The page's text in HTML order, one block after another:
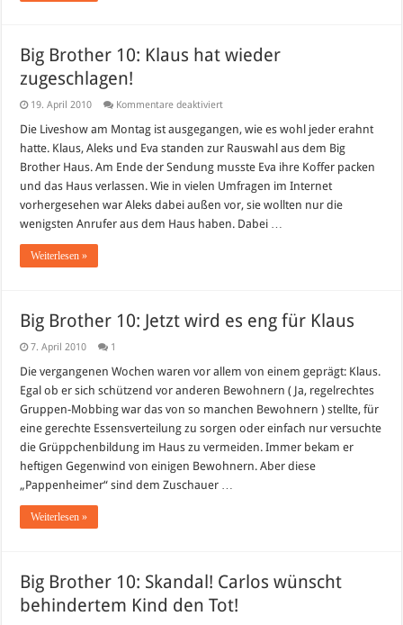
Big Brother 10: Klaus hat wieder
zugeschlagen!
19. April 2010 Kommentare deaktiviertfür
Brother
10:
Klaus
hat
wieder
zugeschlagen!
Die Liveshow am Montag ist ausgegangen, wie es wohl jeder erahnt
hatte. Klaus, Aleks und Eva standen zur Rauswahl aus dem Big
Brother Haus. Am Ende der Sendung musste Eva ihre Koffer packen
und das Haus verlassen. Wie in vielen Umfragen im Internet
vorhergesehen war Aleks dabei außen vor, sie wollten nur die
wenigsten Anrufer aus dem Haus haben. Dabei …
Weiterlesen »
Big Brother 10: Jetzt wird es eng für Klaus
7. April 2010 1
Die vergangenen Wochen waren vor allem von einem geprägt: Klaus.
Egal ob er sich schützend vor anderen Bewohnern ( Ja, regelrechtes
Gruppen-Mobbing war das von so manchen Bewohnern ) stellte, für
eine gerechte Essensverteilung zu sorgen oder einfach nur versuchte
die Grüppchenbildung im Haus zu vermeiden. Immer bekam er
heftigen Gegenwind von einigen Bewohnern. Aber diese
„Pappenheimer“ sind dem Zuschauer …
Weiterlesen »
Big Brother 10: Skandal! Carlos wünscht
behindertem Kind den Tot!